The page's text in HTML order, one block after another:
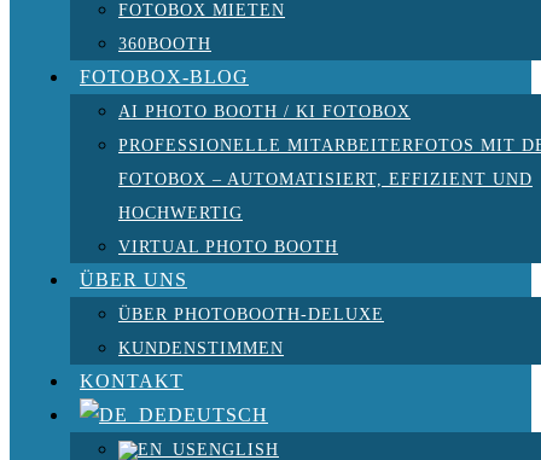
FOTOBOX MIETEN
360BOOTH
FOTOBOX-BLOG
AI PHOTO BOOTH / KI FOTOBOX
PROFESSIONELLE MITARBEITERFOTOS MIT
FOTOBOX – AUTOMATISIERT, EFFIZIENT UND
HOCHWERTIG
VIRTUAL PHOTO BOOTH
ÜBER UNS
ÜBER PHOTOBOOTH-DELUXE
KUNDENSTIMMEN
KONTAKT
DEUTSCH
ENGLISH